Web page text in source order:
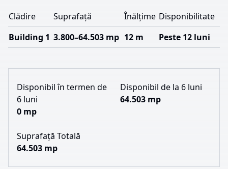
Clădire
Suprafață Înălțime Disponibilitate
Building 1 3.800–64.503 mp 12 m Peste 12 luni
Disponibil în termen de
6 luni
0 mp
Disponibil de la 6 luni
64.503 mp
Suprafață Totală
64.503 mp